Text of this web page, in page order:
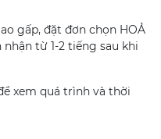
gấp, đặt đơn chọn HOẢ
từ 1-2 tiếng sau khi
xem quá trình và thời